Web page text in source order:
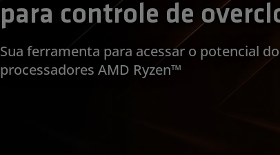
para controle de
Sua ferramenta para acessar o potencial
processadores AMD Ryzen™